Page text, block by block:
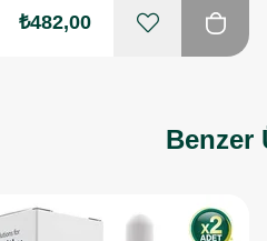
₺482,00
Benzer